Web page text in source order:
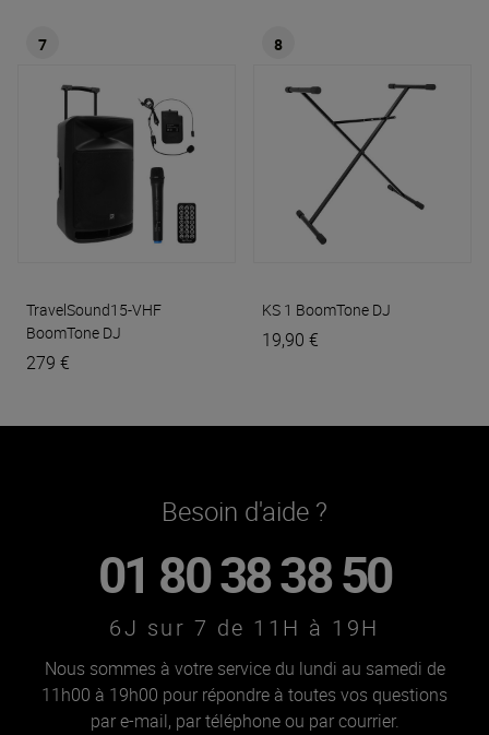
7
TravelSound15-VHF
BoomTone DJ
279 €
8
KS 1 BoomTone DJ
19,90 €
Besoin d'aide ?
01 80 38 38 50
6J sur 7 de 11H à 19H
Nous sommes à votre service du lundi au samedi de
11h00 à 19h00 pour répondre à toutes vos questions
par e-mail, par téléphone ou par courrier.